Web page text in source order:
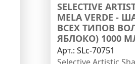
SELECTIVE
MELA VERDE -
ВСЕХ ТИПОВ
ЯБЛОКО) 1000
Арт.:SLc-70751